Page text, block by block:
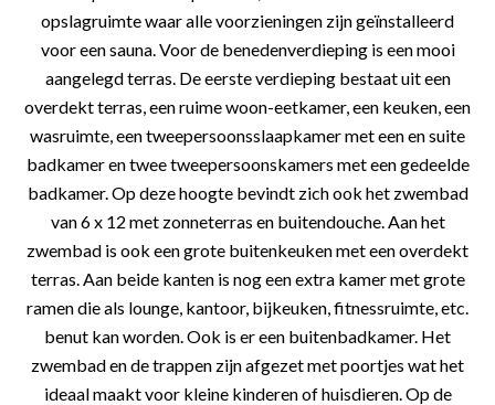
opslagruimte waar alle voorzieningen zijn geïnstalleerd
voor een sauna. Voor de benedenverdieping is een mooi
aangelegd terras. De eerste verdieping bestaat uit een
overdekt terras, een ruime woon-eetkamer, een keuken, een
wasruimte, een tweepersoonsslaapkamer met een en suite
badkamer en twee tweepersoonskamers met een gedeelde
badkamer. Op deze hoogte bevindt zich ook het zwembad
van 6 x 12 met zonneterras en buitendouche. Aan het
zwembad is ook een grote buitenkeuken met een overdekt
terras. Aan beide kanten is nog een extra kamer met grote
ramen die als lounge, kantoor, bijkeuken, fitnessruimte, etc.
benut kan worden. Ook is er een buitenbadkamer. Het
zwembad en de trappen zijn afgezet met poortjes wat het
ideaal maakt voor kleine kinderen of huisdieren. Op de